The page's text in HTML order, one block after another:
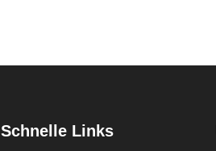
Schnelle Links